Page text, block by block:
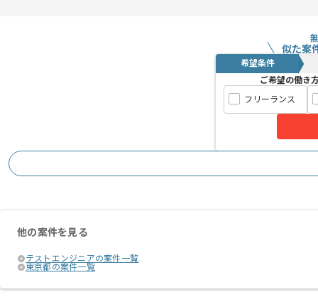
似た案
希望条件
ご希望の働き
フリーランス
他の案件を見る
テストエンジニアの案件一覧
東京都の案件一覧